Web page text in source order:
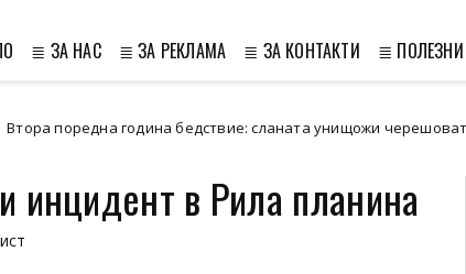
≣ ЗА НАС ≣ ЗА РЕКЛАМА ≣ ЗА КОНТАКТИ ≣ ПОЛЕЗНИ
година бедствие: сланата унищожи черешовата
инцидент в Рила планина